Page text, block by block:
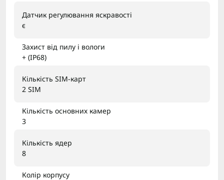
Датчик регулювання яскравості
є
Захист від пилу і вологи
+ (IP68)
Кількість SIM-карт
2 SIM
Кількість основних камер
3
Кількість ядер
8
Колір корпусу